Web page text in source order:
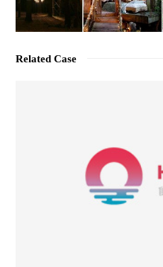
Related Case